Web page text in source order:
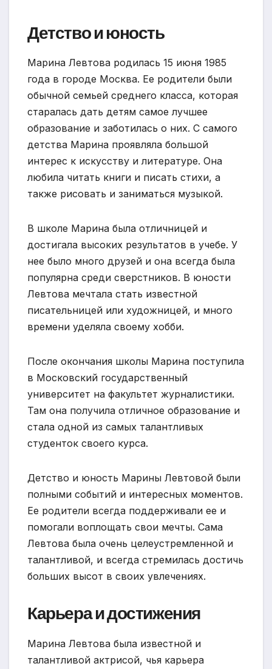
Детство и юность
Марина Левтова родилась 15 июня 1985
года в городе Москва. Ее родители были
обычной семьей среднего класса, которая
старалась дать детям самое лучшее
образование и заботилась о них. С самого
детства Марина проявляла большой
интерес к искусству и литературе. Она
любила читать книги и писать стихи, а
также рисовать и заниматься музыкой.
В школе Марина была отличницей и
достигала высоких результатов в учебе. У
нее было много друзей и она всегда была
популярна среди сверстников. В юности
Левтова мечтала стать известной
писательницей или художницей, и много
времени уделяла своему хобби.
После окончания школы Марина поступила
в Московский государственный
университет на факультет журналистики.
Там она получила отличное образование и
стала одной из самых талантливых
студенток своего курса.
Детство и юность Марины Левтовой были
полными событий и интересных моментов.
Ее родители всегда поддерживали ее и
помогали воплощать свои мечты. Сама
Левтова была очень целеустремленной и
талантливой, и всегда стремилась достичь
больших высот в своих увлечениях.
Карьера и достижения
Марина Левтова была известной и
талантливой актрисой, чья карьера